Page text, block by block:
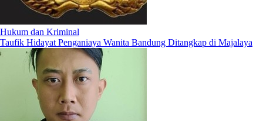
Hukum dan Kriminal
Taufik Hidayat Penganiaya Wanita Bandung Ditangkap di Majalaya